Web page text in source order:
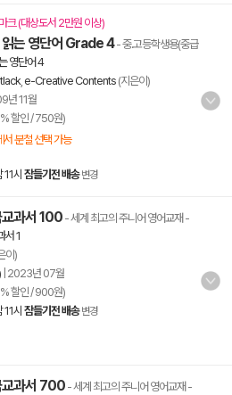
크 (대상도서 2만원 이상)
읽는 영단어 Grade 4- 중.고등학생용(중급
영단어 4
, e-Creative Contents (지은이)
년 11월
할인 / 750원)
분철 선택 가능
11시 잠들기전 배송 변경
과서 100 - 세계 최고의 주니어 영어교재 -
서 1
이)
2023년 07월
할인 / 900원)
11시 잠들기전 배송 변경
교과서 700 - 세계 최고의 주니어 영어교재 -